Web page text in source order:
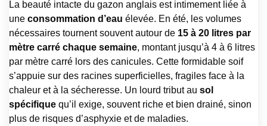
La beauté intacte du gazon anglais est intimement liée à
une consommation d’eau élevée. En été, les volumes
nécessaires tournent souvent autour de 15 à 20 litres par
mètre carré chaque semaine, montant jusqu’à 4 à 6 litres
par mètre carré lors des canicules. Cette formidable soif
s’appuie sur des racines superficielles, fragiles face à la
chaleur et à la sécheresse. Un lourd tribut au sol
spécifique qu’il exige, souvent riche et bien drainé, sinon
plus de risques d’asphyxie et de maladies.